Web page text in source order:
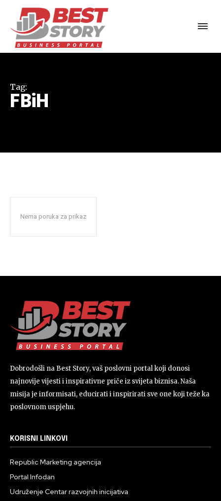
Tag:
FBiH
Nema poruka za prikaz
Dobrodošli na Best Story, vaš poslovni portal koji donosi
najnovije vijesti i inspirativne priče iz svijeta biznisa. Naša
misija je informisati, educirati i inspirirati sve one koji teže ka
poslovnom uspjehu.
KORISNI LINKOVI
Republic Marketing agencija
Portal Infodan
Udruženje Centar razvojnih inicijativa